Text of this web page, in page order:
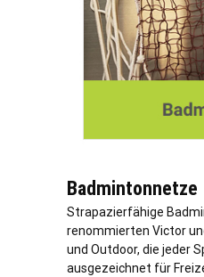
Badmintonnetze
Strapazierfähige
renommierten Victor
und Outdoor, die jeder
ausgezeichnet für